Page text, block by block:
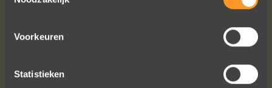
Voorkeuren
Statistieken
prachtige juweeltje, en ook voor jullie